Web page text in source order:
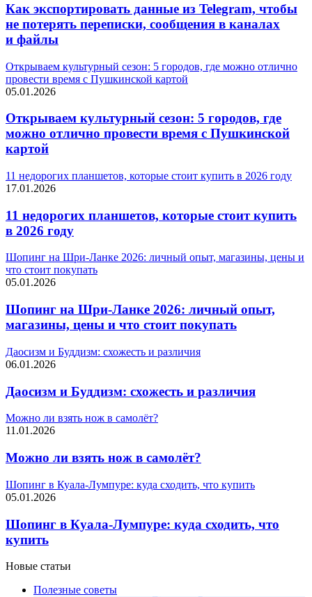
Как экспортировать данные из Telegram, чтобы
не потерять переписки, сообщения в каналах
и файлы
Открываем культурный сезон: 5 городов, где можно отлично
провести время с Пушкинской картой
05.01.2026
Открываем культурный сезон: 5 городов, где
можно отлично провести время с Пушкинской
картой
11 недорогих планшетов, которые стоит купить в 2026 году
17.01.2026
11 недорогих планшетов, которые стоит купить
в 2026 году
Шопинг на Шри-Ланке 2026: личный опыт, магазины, цены и
что стоит покупать
05.01.2026
Шопинг на Шри-Ланке 2026: личный опыт,
магазины, цены и что стоит покупать
Даосизм и Буддизм: схожесть и различия
06.01.2026
Даосизм и Буддизм: схожесть и различия
Можно ли взять нож в самолёт?
11.01.2026
Можно ли взять нож в самолёт?
Шопинг в Куала-Лумпуре: куда сходить, что купить
05.01.2026
Шопинг в Куала-Лумпуре: куда сходить, что
купить
Новые статьи
Полезные советы